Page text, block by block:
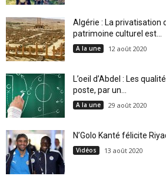
Algérie : La privatisation
patrimoine culturel est...
A la une 12 août 2020
L’oeil d’Abdel : Les
poste, par un...
A la une 29 août 2020
N’Golo Kanté félicite
Vidéos 13 août 2020